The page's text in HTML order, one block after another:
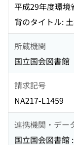
平成29年度環境
背のタイトル:
所蔵機関
国立国会図書館
請求記号
NA217-L1459
連携機関・デー
国立国会図書館